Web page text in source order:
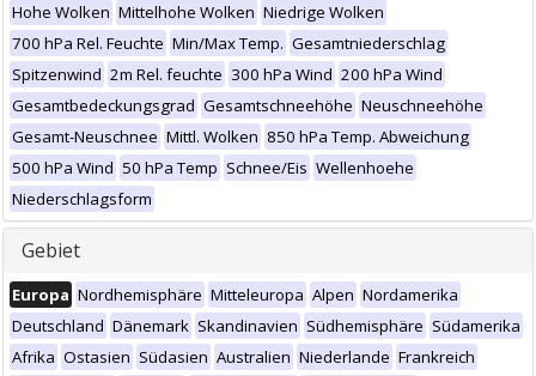
Hohe Wolken Mittelhohe Wolken Niedrige Wolken
700 hPa Rel. Feuchte Min/Max Temp. Gesamtniederschlag
Spitzenwind 2m Rel. feuchte 300 hPa Wind 200 hPa Wind
Gesamtbedeckungsgrad Gesamtschneehöhe Neuschneehöhe
Gesamt-Neuschnee Mittl. Wolken 850 hPa Temp. Abweichung
500 hPa Wind 50 hPa Temp Schnee/Eis Wellenhoehe
Niederschlagsform
Gebiet
Europa Nordhemisphäre Mitteleuropa Alpen Nordamerika
Deutschland Dänemark Skandinavien Südhemisphäre Südamerika
Afrika Ostasien Südasien Australien Niederlande Frankreich